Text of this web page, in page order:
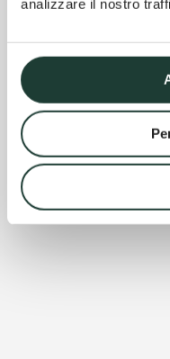
analizzare il nostro